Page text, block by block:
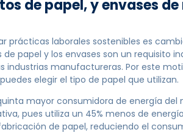
de papel, y envases de
prácticas laborales sostenibles es
papel y los envases son un requisito
industrias manufactureras. Por este
elegir el tipo de papel que utilizan.
mayor consumidora de energía del
pues utiliza un 45% menos de
de papel, reduciendo el